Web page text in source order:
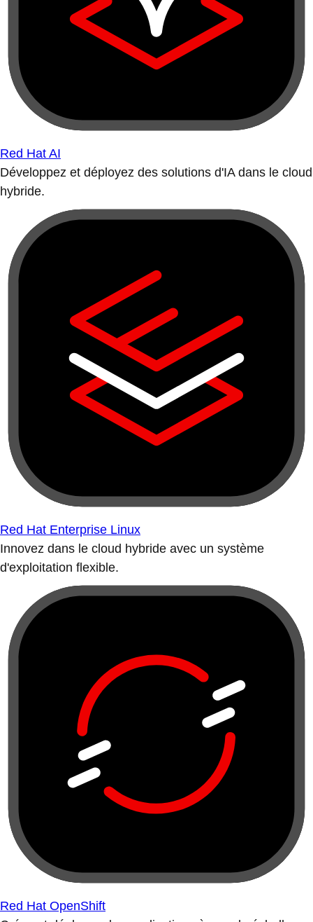
Red Hat AI
Développez et déployez des solutions d'IA dans le cloud
hybride.
Red Hat Enterprise Linux
Innovez dans le cloud hybride avec un système
d'exploitation flexible.
Red Hat OpenShift